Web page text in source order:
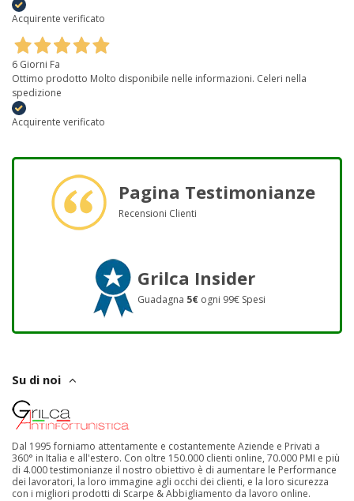
Acquirente verificato
6 Giorni Fa
Ottimo prodotto Molto disponibile nelle informazioni. Celeri nella
spedizione
Acquirente verificato
Pagina Testimonianze
Recensioni Clienti
Grilca Insider
Guadagna 5€ ogni 99€ Spesi
Su di noi
Dal 1995 forniamo attentamente e costantemente Aziende e Privati a
360° in Italia e all'estero. Con oltre 150.000 clienti online, 70.000 PMI e più
di 4.000 testimonianze il nostro obiettivo è di aumentare le Performance
dei lavoratori, la loro immagine agli occhi dei clienti, e la loro sicurezza
con i migliori prodotti di Scarpe & Abbigliamento da lavoro online.